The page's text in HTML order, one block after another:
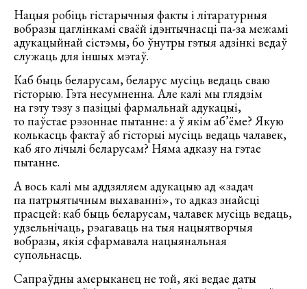
Нацыя робіць гістарычныя факты і літаратурныя
вобразы цаглінкамі сваёй ідэнтычнасці па-за межамі
адукацыйнай сістэмы, бо ўнутры гэтыя адзінкі ведаў
служаць для іншых мэтаў.
Каб быць беларусам, беларус мусіць ведаць сваю
гісторыю. Гэта несумненна. Але калі мы глядзім
на гэту тэзу з пазіцыі фармальнай адукацыі,
то паўстае рэзоннае пытанне: а ў якім аб’ёме? Якую
колькасць фактаў аб гісторыі мусіць ведаць чалавек,
каб яго лічылі беларусам? Няма адказу на гэтае
пытанне.
А вось калі мы аддзяляем адукацыю ад «задач
па патрыятычным выхаванні», то адказ знайсці
прасцей: каб быць беларусам, чалавек мусіць ведаць,
удзельнічаць, рэагаваць на тыя нацыятворчыя
вобразы, якія сфармавала нацыянальная
супольнасць.
Сапраўдны амерыканец не той, які ведае даты